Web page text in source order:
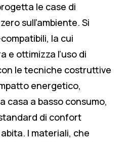
le case di
sull’ambiente. Si
la cui
e ottimizza l’uso di
le tecniche costruttive
energetico,
casa a basso consumo,
di confort
I materiali, che